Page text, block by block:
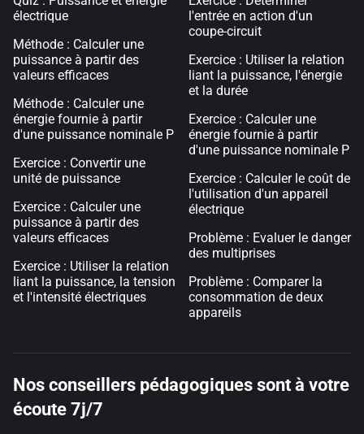
électrique
Méthode : Calculer une
puissance à partir des
valeurs efficaces
Méthode : Calculer une
énergie fournie à partir
d'une puissance nominale P
Exercice : Convertir une
unité de puissance
Exercice : Calculer une
puissance à partir des
valeurs efficaces
Exercice : Utiliser la relation
liant la puissance, la tension
et l'intensité électriques
l'entrée en action d'un
coupe-circuit
Exercice : Utiliser la relation
liant la puissance, l'énergie
et la durée
Exercice : Calculer une
énergie fournie à partir
d'une puissance nominale P
Exercice : Calculer le coût de
l'utilisation d'un appareil
électrique
Problème : Evaluer le danger
des multiprises
Problème : Comparer la
consommation de deux
appareils
Nos conseillers pédagogiques sont à votre
écoute 7j/7